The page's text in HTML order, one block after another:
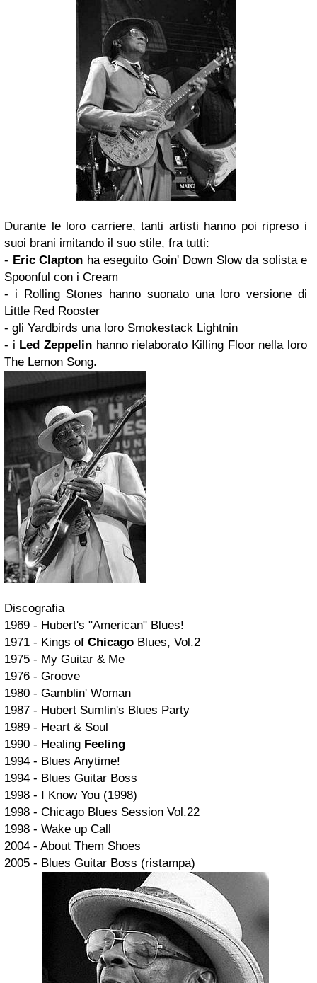
Durante le loro carriere, tanti artisti hanno poi ripreso i
suoi brani imitando il suo stile, fra tutti:
- Eric Clapton ha eseguito Goin' Down Slow da solista e
Spoonful con i Cream
- i Rolling Stones hanno suonato una loro versione di
Little Red Rooster
- gli Yardbirds una loro Smokestack Lightnin
- i Led Zeppelin hanno rielaborato Killing Floor nella loro
The Lemon Song.
Discografia
1969 - Hubert's "American" Blues!
1971 - Kings of Chicago Blues, Vol.2
1975 - My Guitar & Me
1976 - Groove
1980 - Gamblin' Woman
1987 - Hubert Sumlin's Blues Party
1989 - Heart & Soul
1990 - Healing Feeling
1994 - Blues Anytime!
1994 - Blues Guitar Boss
1998 - I Know You (1998)
1998 - Chicago Blues Session Vol.22
1998 - Wake up Call
2004 - About Them Shoes
2005 - Blues Guitar Boss (ristampa)